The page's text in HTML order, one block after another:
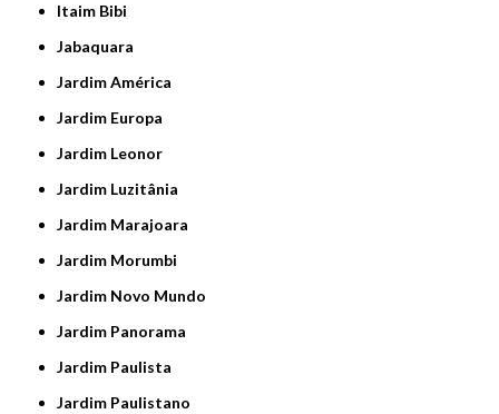
Itaim Bibi
Jabaquara
Jardim América
Jardim Europa
Jardim Leonor
Jardim Luzitânia
Jardim Marajoara
Jardim Morumbi
Jardim Novo Mundo
Jardim Panorama
Jardim Paulista
Jardim Paulistano